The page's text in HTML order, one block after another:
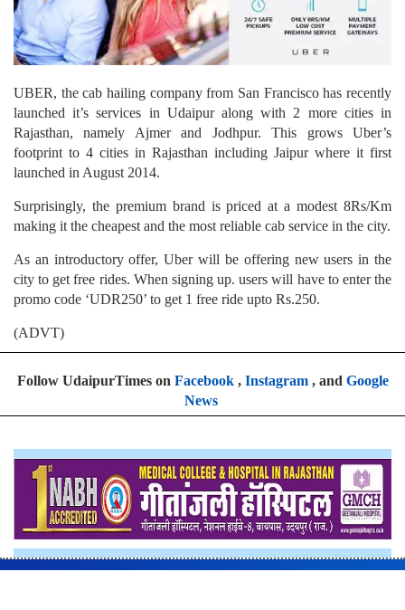
UBER, the cab hailing company from San Francisco has recently
launched it’s services in Udaipur along with 2 more cities in
Rajasthan, namely Ajmer and Jodhpur. This grows Uber’s
footprint to 4 cities in Rajasthan including Jaipur where it first
launched in August 2014.
Surprisingly, the premium brand is priced at a modest 8Rs/Km
making it the cheapest and the most reliable cab service in the city.
As an introductory offer, Uber will be offering new users in the
city to get free rides. When signing up. users will have to enter the
promo code ‘UDR250’ to get 1 free ride upto Rs.250.
(ADVT)
Follow UdaipurTimes on Facebook, Instagram, and Google
News